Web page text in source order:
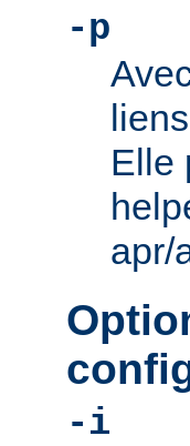
-p
Elle
apr/
-i